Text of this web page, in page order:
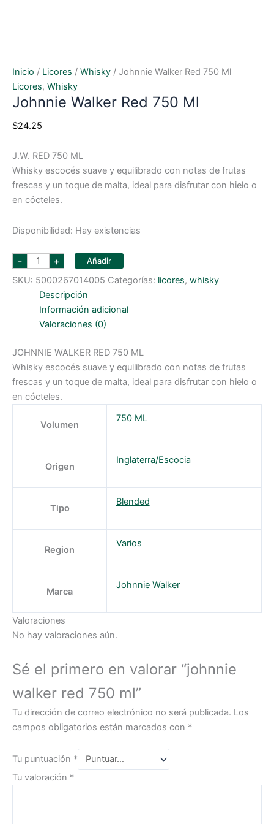
Inicio / Licores / Whisky / Johnnie Walker Red 750 Ml
Licores, Whisky
Johnnie Walker Red 750 Ml
$24.25
J.W. RED 750 ML
Whisky escocés suave y equilibrado con notas de frutas
frescas y un toque de malta, ideal para disfrutar con hielo o
en cócteles.
Disponibilidad: Hay existencias
- johnnie
walker
red
750
cantidad
+ Añadir
SKU: 5000267014005 Categorías: licores, whisky
Descripción
Información adicional
Valoraciones (0)
JOHNNIE WALKER RED 750 ML
Whisky escocés suave y equilibrado con notas de frutas
frescas y un toque de malta, ideal para disfrutar con hielo o
en cócteles.
Volumen
750 ML
Origen
Inglaterra/Escocia
Tipo
Blended
Region
Varios
Marca
Johnnie Walker
Valoraciones
No hay valoraciones aún.
Sé el primero en valorar “johnnie
walker red 750 ml”
Tu dirección de correo electrónico no será publicada. Los
campos obligatorios están marcados con *
Tu puntuación *
Tu valoración *